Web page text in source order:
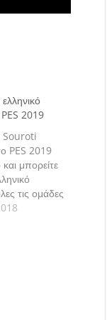
2019
Souroti
PES 2019
και μπορείτε
τις ομάδες
Konami.